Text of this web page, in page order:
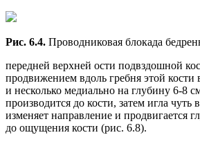
Рис. 6.4. Проводниковая блокада
передней верхней ости подвздошной
продвижением вдоль гребня этой кости
и несколько медиально на глубину 6-8
производится до кости, затем игла чуть
изменяет направление и продвигается
до ощущения кости (рис. 6.8).